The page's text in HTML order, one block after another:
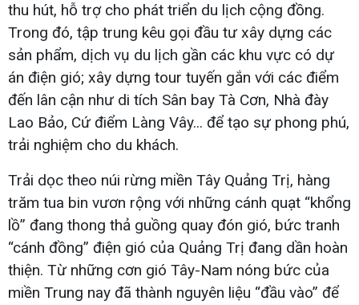
thu hút, hỗ trợ cho phát triển du lịch cộng đồng.
Trong đó, tập trung kêu gọi đầu tư xây dựng các
sản phẩm, dịch vụ du lịch gần các khu vực có dự
án điện gió; xây dựng tour tuyến gắn với các điểm
đến lân cận như di tích Sân bay Tà Cơn, Nhà đày
Lao Bảo, Cứ điểm Làng Vây... để tạo sự phong phú,
trải nghiệm cho du khách.
Trải dọc theo núi rừng miền Tây Quảng Trị, hàng
trăm tua bin vươn rộng với những cánh quạt “khổng
lồ” đang thong thả guồng quay đón gió, bức tranh
“cánh đồng” điện gió của Quảng Trị đang dần hoàn
thiện. Từ những cơn gió Tây-Nam nóng bức của
miền Trung nay đã thành nguyên liệu “đầu vào” để